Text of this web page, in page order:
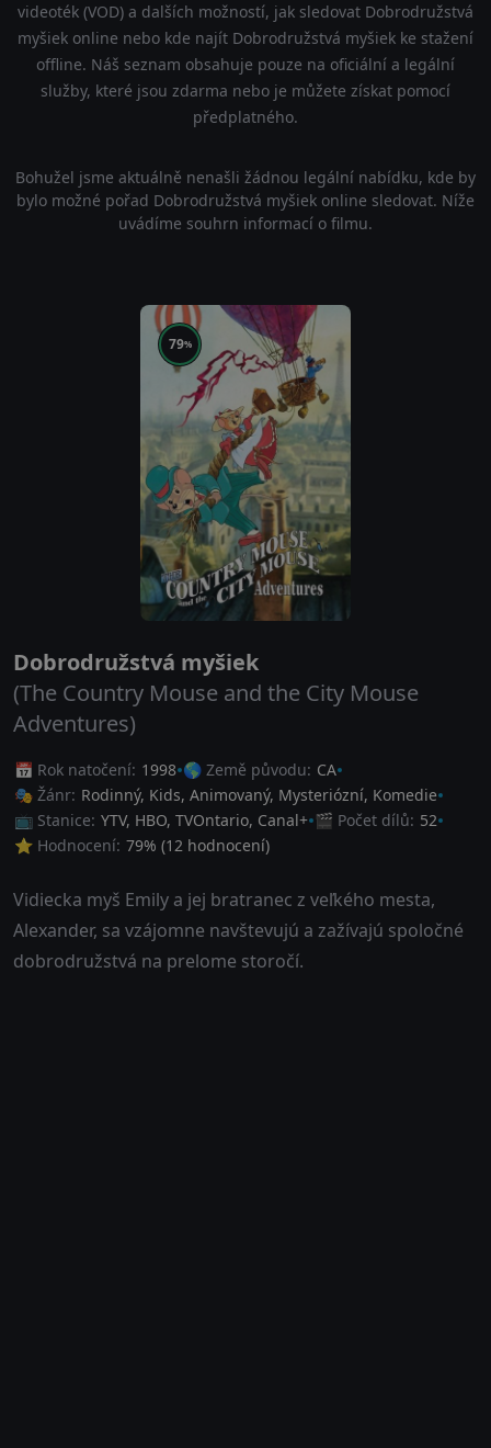
videoték (VOD) a dalších možností, jak sledovat Dobrodružstvá
myšiek online nebo kde najít Dobrodružstvá myšiek ke stažení
offline. Náš seznam obsahuje pouze na oficiální a legální
služby, které jsou zdarma nebo je můžete získat pomocí
předplatného.
Bohužel jsme aktuálně nenašli žádnou legální nabídku, kde by
bylo možné pořad Dobrodružstvá myšiek online sledovat. Níže
uvádíme souhrn informací o filmu.
79%
Dobrodružstvá myšiek
(The Country Mouse and the City Mouse
Adventures)
📅 Rok natočení: 1998 🌎 Země původu: CA
🎭 Žánr: Rodinný, Kids, Animovaný, Mysteriózní, Komedie
📺 Stanice: YTV, HBO, TVOntario, Canal+ 🎬 Počet dílů: 52
⭐ Hodnocení: 79% (12 hodnocení)
Vidiecka myš Emily a jej bratranec z veľkého mesta,
Alexander, sa vzájomne navštevujú a zažívajú spoločné
dobrodružstvá na prelome storočí.